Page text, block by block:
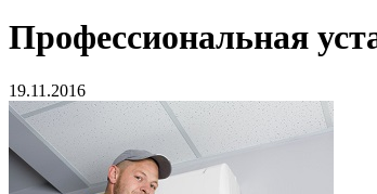
Профессиональная
19.11.2016